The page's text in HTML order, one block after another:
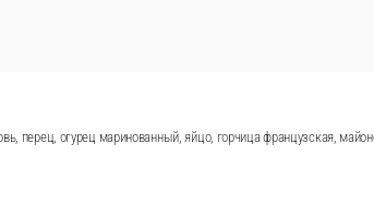
перец, огурец маринованный, яйцо, горчица французская,